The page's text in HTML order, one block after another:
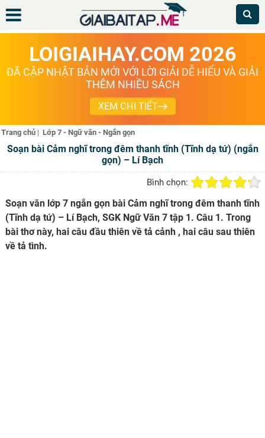
LOIGIAIHAY.COM 2026
ĐÃ CẬP NHẬT BẢN MỚI VỚI LỜI GIẢI DỄ HIỂU VÀ GIẢI
THÊM NHIỀU SÁCH
XEM CHI TIẾT
Trang chủ | Lớp 7 - Ngữ văn - Ngắn gọn
Soạn bài Cảm nghĩ trong đêm thanh tĩnh (Tĩnh dạ tứ) (ngắn
gọn) – Lí Bạch
Bình chọn:
Soạn văn lớp 7 ngắn gọn bài Cảm nghĩ trong đêm thanh tĩnh
(Tĩnh dạ tứ) – Lí Bạch, SGK Ngữ Văn 7 tập 1. Câu 1. Trong
bài thơ này, hai câu đầu thiên về tả cảnh , hai câu sau thiên
về tả tình.